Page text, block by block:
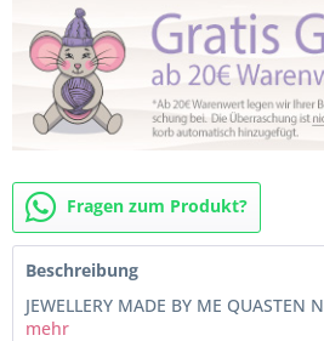
Fragen zum Produkt?
Beschreibung
JEWELLERY MADE BY ME QUASTEN
mehr